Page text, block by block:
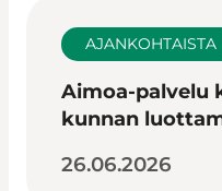
AJANKOHTAISTA
Aimoa-palvelu
kunnan
26.06.2026